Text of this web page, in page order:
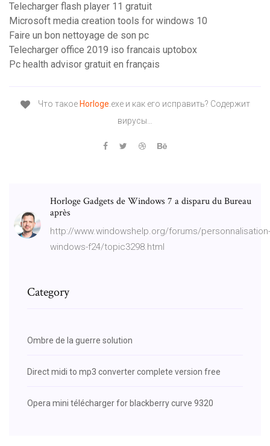
Telecharger flash player 11 gratuit
Microsoft media creation tools for windows 10
Faire un bon nettoyage de son pc
Telecharger office 2019 iso francais uptobox
Pc health advisor gratuit en français
Что такое Horloge.exe и как его исправить? Содержит
вирусы…
Horloge Gadgets de Windows 7 a disparu du Bureau
après
http://www.windowshelp.org/forums/personnalisation-
windows-f24/topic3298.html
Category
Ombre de la guerre solution
Direct midi to mp3 converter complete version free
Opera mini télécharger for blackberry curve 9320